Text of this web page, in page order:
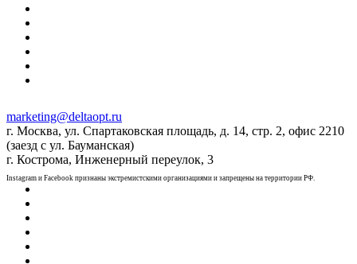
marketing@deltaopt.ru
г. Москва, ул. Спартаковская площадь, д. 14, стр. 2, офис 2210
(заезд с ул. Бауманская)
г. Кострома, Инженерный переулок, 3
Instagram и Facebook признаны экстремистскими организациями и запрещены на территории РФ.